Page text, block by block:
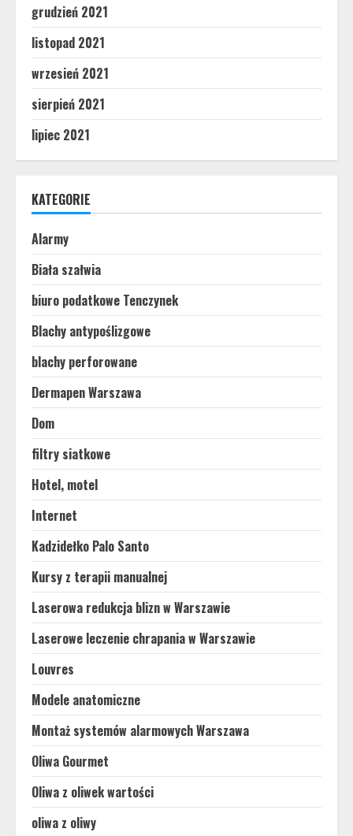
grudzień 2021
listopad 2021
wrzesień 2021
sierpień 2021
lipiec 2021
KATEGORIE
Alarmy
Biała szałwia
biuro podatkowe Tenczynek
Blachy antypoślizgowe
blachy perforowane
Dermapen Warszawa
Dom
filtry siatkowe
Hotel, motel
Internet
Kadzidełko Palo Santo
Kursy z terapii manualnej
Laserowa redukcja blizn w Warszawie
Laserowe leczenie chrapania w Warszawie
Louvres
Modele anatomiczne
Montaż systemów alarmowych Warszawa
Oliwa Gourmet
Oliwa z oliwek wartości
oliwa z oliwy